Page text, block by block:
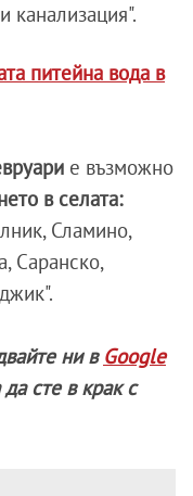
канализация".
питейна вода в
е възможно
в селата:
Сламино,
Саранско,
ни в Google
да сте в крак с